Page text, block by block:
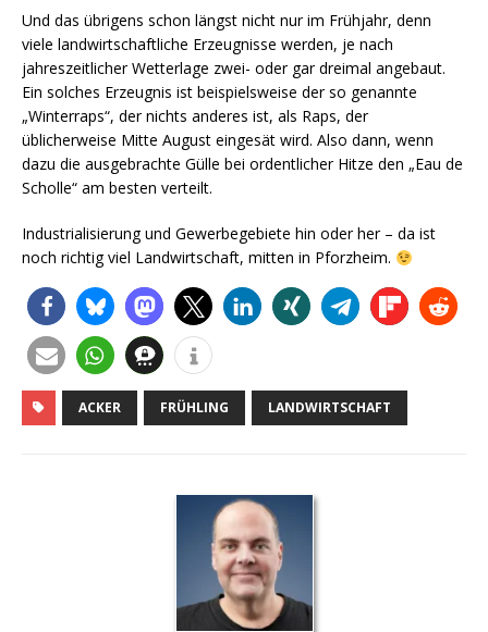
Und das übrigens schon längst nicht nur im Frühjahr, denn
viele landwirtschaftliche Erzeugnisse werden, je nach
jahreszeitlicher Wetterlage zwei- oder gar dreimal angebaut.
Ein solches Erzeugnis ist beispielsweise der so genannte
„Winterraps“, der nichts anderes ist, als Raps, der
üblicherweise Mitte August eingesät wird. Also dann, wenn
dazu die ausgebrachte Gülle bei ordentlicher Hitze den „Eau de
Scholle“ am besten verteilt.
Industrialisierung und Gewerbegebiete hin oder her – da ist
noch richtig viel Landwirtschaft, mitten in Pforzheim.
ACKER FRÜHLING LANDWIRTSCHAFT